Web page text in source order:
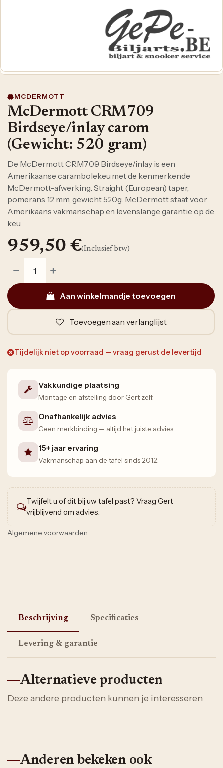
MCDERMOTT
McDermott CRM709
Birdseye/inlay carom
(Gewicht: 520 gram)
De McDermott CRM709 Birdseye/inlay is een
Amerikaanse carambolekeu met de kenmerkende
McDermott-afwerking. Straight (European) taper,
pomerans 12 mm, gewicht 520g. McDermott staat voor
Amerikaans vakmanschap en levenslange garantie op de
keu.
Aan winkelmandje toevoegen
Toevoegen aan verlanglijst
959,50 €(Inclusief btw)
Tijdelijk niet op voorraad — vraag gerust de levertijd
Vakkundige plaatsing
Montage en afstelling door Gert zelf.
Onafhankelijk advies
Geen merkbinding — altijd het juiste advies.
15+ jaar ervaring
Vakmanschap aan de tafel sinds 2012.
Twijfelt u of dit bij uw tafel past? Vraag Gert
vrijblijvend om advies.
Algemene voorwaarden
Beschrijving Specificaties
Levering & garantie
Alternatieve producten
Deze andere producten kunnen je interesseren
Anderen bekeken ook